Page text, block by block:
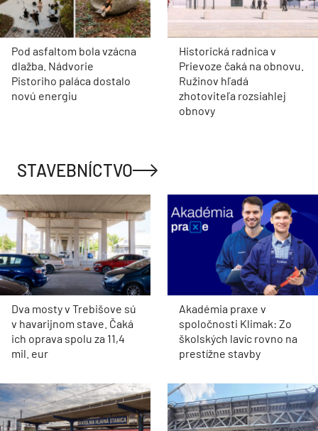
Pod asfaltom bola vzácna
dlažba. Nádvorie
Pistoriho paláca dostalo
novú energiu
Historická radnica v
Prievoze čaká na obnovu.
Ružinov hľadá
zhotoviteľa rozsiahlej
obnovy
STAVEBNÍCTVO
Dva mosty v Trebišove sú
v havarijnom stave. Čaká
ich oprava spolu za 11,4
mil. eur
Akadémia praxe v
spoločnosti Klimak: Zo
školských lavíc rovno na
prestížne stavby